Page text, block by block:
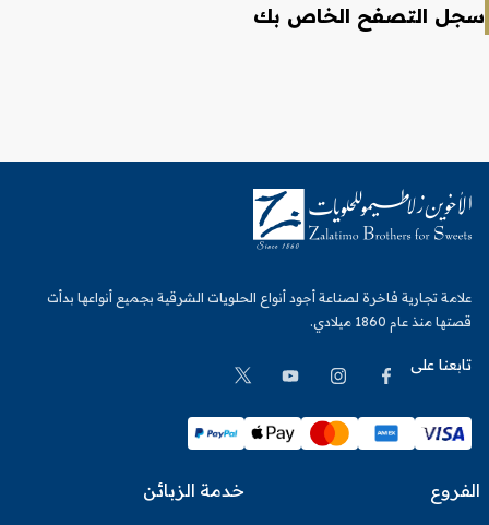
سجل التصفح الخاص بك
علامة تجارية فاخرة لصناعة أجود أنواع الحلويات الشرقية بجميع أنواعها بدأت
قصتها منذ عام 1860 ميلادي.
تابعنا على
الفروع خدمة الزبائن